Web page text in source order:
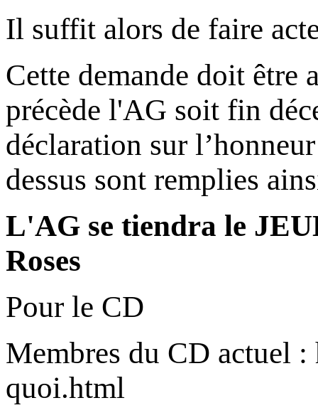
Il suffit alors de faire
Cette demande doit être
précède l'AG soit fin
déclaration sur
dessus sont remplies
L'AG se tiendra le
Roses
Pour le CD
Membres du CD actuel
quoi.html